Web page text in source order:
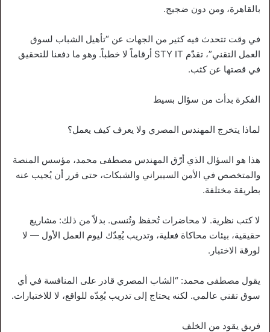
بالقاهرة، ومن دون ضجيج.
في وقت تتحدث فيه كثير من الجهات عن “تأهيل الشباب لسوق
العمل التقني”، تقدّم STY IT أرقاماً لا خطباً. وهو ما دفعنا للتحقيق
في قصتها عن كثب.
الفكرة بدأت من سؤال بسيط
لماذا يتخرج المهندس المصري ولا يعرف كيف يعمل؟
هذا هو السؤال الذي أرّق المهندس مصطفى محمد، مؤسس المنصة
والمتخصص في الأمن السيبراني والشبكات، حتى قرر أن يُجيب عنه
بطريقة مختلفة.
لا كتب نظرية. لا محاضرات تُحفظ وتُنسى. بدلاً من ذلك: مشاريع
حقيقية، بيئات محاكاة فعلية، وتدريب يُعِدّك ليوم العمل الأول — لا
لورقة الاختبار.
يقول مصطفى محمد: “الشاب المصري قادر على المنافسة في أي
سوق تقني عالمي. لكنه يحتاج إلى تدريب يُعِدّه للواقع، لا للاختبارات.
فريق يقود من الخلف